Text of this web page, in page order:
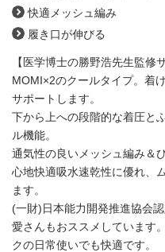
快適メッシュ編み
履き口が伸びる
【医学博士の勝野浩先生監修
MOMI×2のクールタイプ。着
サポートします。
下から上への段階的な着圧と
ル機能。
通気性の良いメッシュ編み＆
心地快適吸水速乾性に優れ、
ます。
(一財)日本能力開発推進協会
愛さんもおススメしています
クの日常使いでも快適です。